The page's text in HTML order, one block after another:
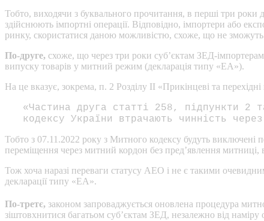
Тобто, виходячи з буквального прочитання, в перші три
здійснюють імпортні операції. Відповідно, імпортери або
ринку, скористатися даною можливістю, схоже, що не
По-друге, схоже, що через три роки суб’єктам ЗЕД-
випуску товарів у митний режим (декларація типу «ЕА»).
На це вказує, зокрема, п. 2 Розділу ІІ «Прикінцеві та
«Частина друга статті 258, підпункти 2
кодексу України втрачають чинність
Тобто з 07.11.2022 року з Митного кодексу будуть
переміщення через митний кордон без пред’явлення митниці,
Тож хоча наразі переваги статусу АЕО і не є такими
декларації типу «ЕА».
По-третє, законом запроваджується оновлена процедура
зіштовхнитися багатьом суб’єктам ЗЕД, незалежно від